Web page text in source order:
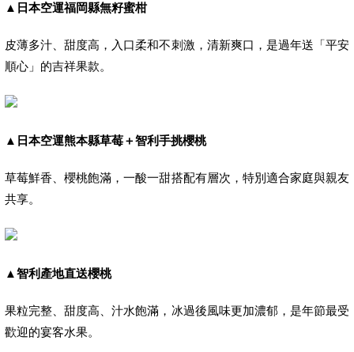
▲ 日本空運福岡縣無籽蜜柑
皮薄多汁、甜度高，入口柔和不刺激，清新爽口，是過年送「平安
順心」的吉祥果款。
▲ 日本空運熊本縣草莓＋智利手挑櫻桃
草莓鮮香、櫻桃飽滿，一酸一甜搭配有層次，特別適合家庭與親友
共享。
▲智利產地直送櫻桃
果粒完整、甜度高、汁水飽滿，冰過後風味更加濃郁，是年節最受
歡迎的宴客水果。